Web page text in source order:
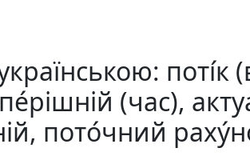
поті́к
(час),
пото́чний